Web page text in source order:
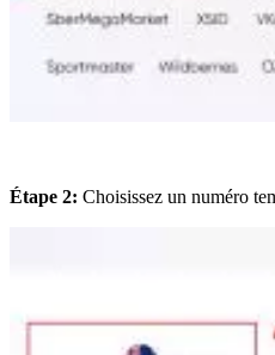
Étape 2: Choisissez un numéro